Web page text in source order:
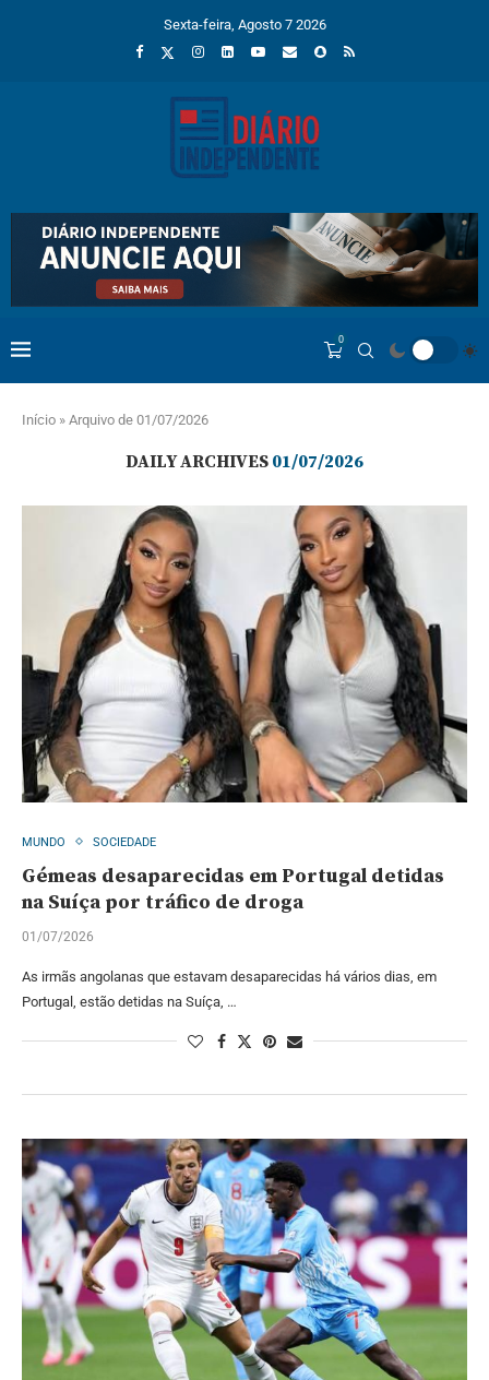
Sexta-feira, Agosto 7 2026
0
Início » Arquivo de 01/07/2026
DAILY ARCHIVES 01/07/2026
MUNDO SOCIEDADE
Gémeas desaparecidas em Portugal detidas
na Suíça por tráfico de droga
01/07/2026
As irmãs angolanas que estavam desaparecidas há vários dias, em
Portugal, estão detidas na Suíça, …